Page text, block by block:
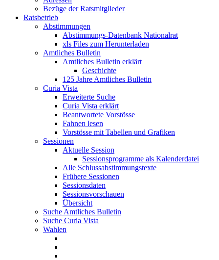
Bezüge der Ratsmitglieder
Ratsbetrieb
Abstimmungen
Abstimmungs-Datenbank Nationalrat
xls Files zum Herunterladen
Amtliches Bulletin
Amtliches Bulletin erklärt
Geschichte
125 Jahre Amtliches Bulletin
Curia Vista
Erweiterte Suche
Curia Vista erklärt
Beantwortete Vorstösse
Fahnen lesen
Vorstösse mit Tabellen und Grafiken
Sessionen
Aktuelle Session
Sessionsprogramme als Kalenderdatei
Alle Schlussabstimmungstexte
Frühere Sessionen
Sessionsdaten
Sessionsvorschauen
Übersicht
Suche Amtliches Bulletin
Suche Curia Vista
Wahlen